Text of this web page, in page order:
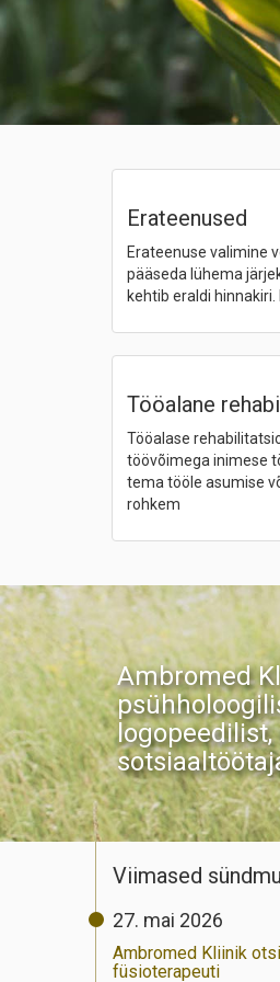
Erateenused
Erateenuse valimine
pääseda lühema
kehtib eraldi
Tööalane
Tööalase
töövõimega inimese
tema tööle asumise
rohkem
Ambromed
Viimased
27. mai 2026
Ambromed Kliinik
füsioterapeuti